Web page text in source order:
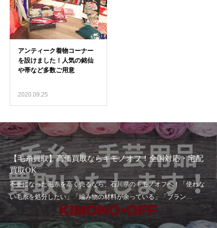
2020.09.25
【毛糸買取】高価買取ならキモノオフ！全国対応・宅配
買取OK